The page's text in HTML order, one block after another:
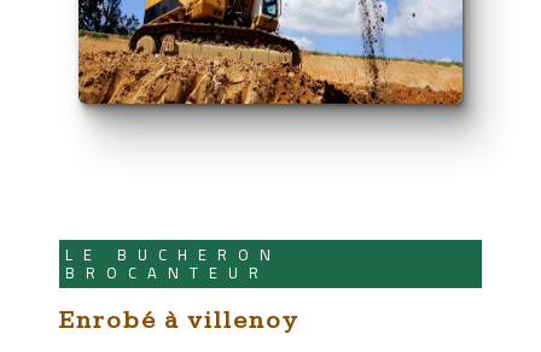
LE BUCHERON
BROCANTEUR
enrobé à villenoy